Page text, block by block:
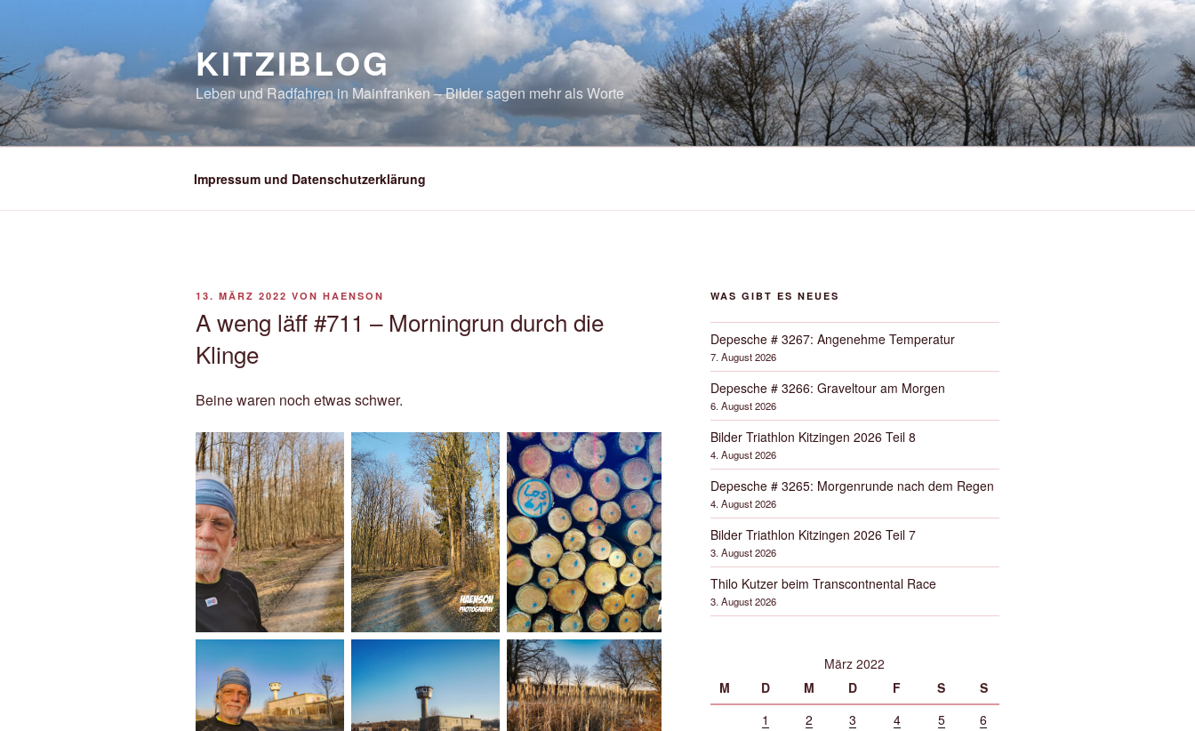
springen
KITZIBLOG
Leben und Radfahren in Mainfranken – Bilder sagen mehr als Worte
Impressum und Datenschutzerklärung
VERÖFFENTLICHT
13. MÄRZ 2022 VON HAENSON
A weng läff #711 – Morningrun durch die
Klinge
Beine waren noch etwas schwer.
WAS GIBT ES NEUES
Depesche # 3267: Angenehme Temperatur
7. August 2026
Depesche # 3266: Graveltour am Morgen
6. August 2026
Bilder Triathlon Kitzingen 2026 Teil 8
4. August 2026
Depesche # 3265: Morgenrunde nach dem Regen
4. August 2026
Bilder Triathlon Kitzingen 2026 Teil 7
3. August 2026
Thilo Kutzer beim Transcontnental Race
3. August 2026
März 2022
M
D M D F S
S
1
2 3 4 5
6